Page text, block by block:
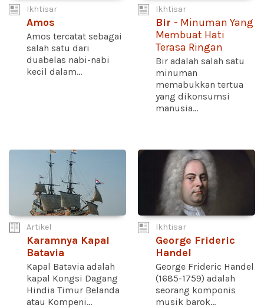
Ikhtisar
Amos
Amos tercatat sebagai
salah satu dari
duabelas nabi-nabi
kecil dalam...
Ikhtisar
Bir - Minuman Yang
Membuat Hati
Terasa Ringan
Bir adalah salah satu
minuman
memabukkan tertua
yang dikonsumsi
manusia...
Artikel
Karamnya Kapal
Batavia
Kapal Batavia adalah
kapal Kongsi Dagang
Hindia Timur Belanda
atau Kompeni...
Ikhtisar
George Frideric
Handel
George Frideric Handel
(1685-1759) adalah
seorang komponis
musik barok...